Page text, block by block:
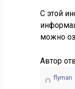
С этой
можно
Автор
flyman